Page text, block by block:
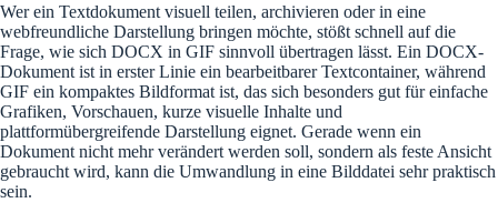
Wer ein Textdokument visuell teilen, archivieren oder in eine
webfreundliche Darstellung bringen möchte, stößt schnell auf die
Frage, wie sich DOCX in GIF sinnvoll übertragen lässt. Ein DOCX-
Dokument ist in erster Linie ein bearbeitbarer Textcontainer, während
GIF ein kompaktes Bildformat ist, das sich besonders gut für einfache
Grafiken, Vorschauen, kurze visuelle Inhalte und
plattformübergreifende Darstellung eignet. Gerade wenn ein
Dokument nicht mehr verändert werden soll, sondern als feste Ansicht
gebraucht wird, kann die Umwandlung in eine Bilddatei sehr praktisch
sein.